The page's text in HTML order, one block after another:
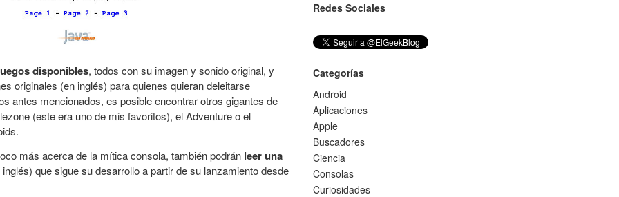
disponibles, todos con su imagen y sonido original, y
originales (en inglés) para quienes quieran deleitarse
antes mencionados, es posible encontrar otros gigantes de
(este era uno de mis favoritos), elAdventureo el
.
más acerca de la mítica consola, también podrán leer una
que sigue su desarrollo a partir de su lanzamiento desde
Redes Sociales
Categorías
Android
Aplicaciones
Apple
Buscadores
Ciencia
Consolas
Curiosidades